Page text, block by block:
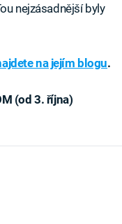
nejzásadnější byly
na jejím blogu.
(od 3. října)